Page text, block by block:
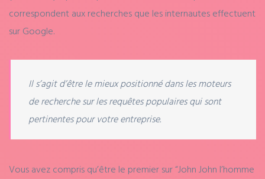
correspondent aux recherches que les internautes effectuent
sur Google.
Il s’agit d’être le mieux positionné dans les moteurs
de recherche sur les requêtes populaires qui sont
pertinentes pour votre entreprise.
Vous avez compris qu’être le premier sur “John John l’homme